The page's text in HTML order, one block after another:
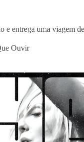
entrega uma viagem
Ouvir